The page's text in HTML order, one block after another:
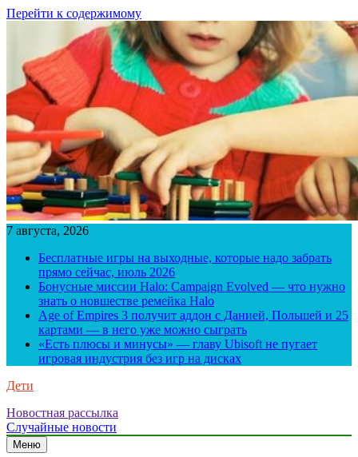
Перейти к содержимому
7 августа, 2026
Бесплатные игры на выходные, которые надо забрать
прямо сейчас, июль 2026
Бонусные миссии Halo: Campaign Evolved — что нужно
знать о новшестве ремейка Halo
Age of Empires 3 получит аддон с Данией, Польшей и 25
картами — в него уже можно сыграть
«Есть плюсы и минусы» — главу Ubisoft не пугает
игровая индустрия без игр на дисках
Дети
Новостная рассылка
Случайные новости
Меню